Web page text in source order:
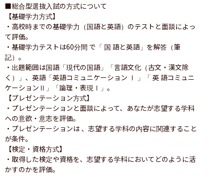
■総合型選抜入試の方式について
【基礎学力方式】
・高校時までの基礎学力（国語と英語）のテストと面談によっ
て評価。
・基礎学力テストは60分間 で「 国 語と英語」を解答（筆
記）。
・出題範囲は国語「現代の国語」「言語文化（古文・漢文除
く）」、英語「英語コミュニケーション Ⅰ 」「 英 語コミュニ
ケーションⅡ」「論理・表現Ⅰ」。
【プレゼンテーション方式】
・プレゼンテーションと面談によって、あなたが志望する学科
への意欲・意志を評価。
・プレゼンテーションは 、志望する学科の内容に関連すること
が条件。
【検定・資格方式】
・取得した検定や資格を、志望する学科においてどのように活
かすのかを評価。